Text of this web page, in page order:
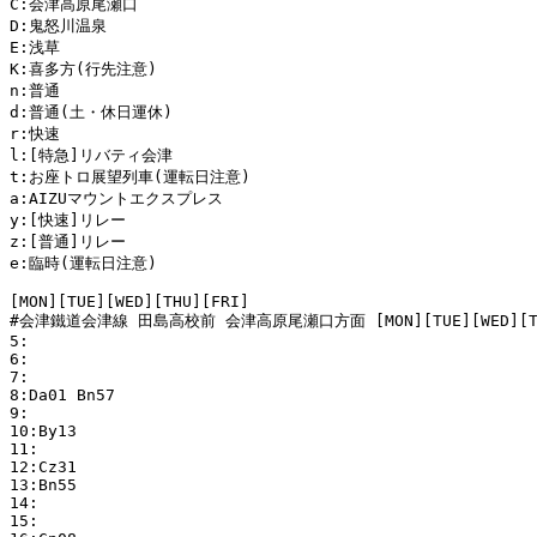
C:会津高原尾瀬口
D:鬼怒川温泉
E:浅草
K:喜多方(行先注意)
n:普通
d:普通(土・休日運休)
r:快速
l:[特急]リバティ会津
t:お座トロ展望列車(運転日注意)
a:AIZUマウントエクスプレス
y:[快速]リレー
z:[普通]リレー
e:臨時(運転日注意)
[MON][TUE][WED][THU][FRI]
#会津鐵道会津線 田島高校前 会津高原尾瀬口方面
5:
6:
7:
8:Da01 Bn57
9:
10:By13
11:
12:Cz31
13:Bn55
14:
15: